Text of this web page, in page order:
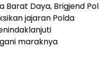
Barat Daya, Brigjend Pol
jajaran Polda
maraknya